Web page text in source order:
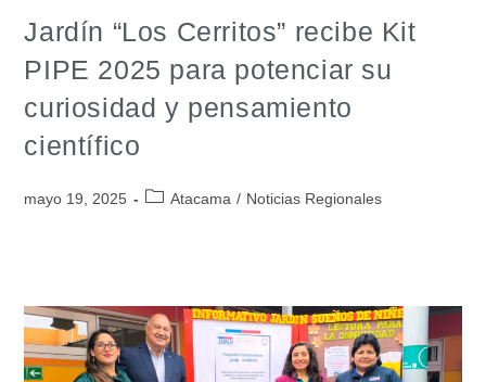
Jardín “Los Cerritos” recibe Kit
PIPE 2025 para potenciar su
curiosidad y pensamiento
científico
mayo 19, 2025 Atacama / Noticias Regionales